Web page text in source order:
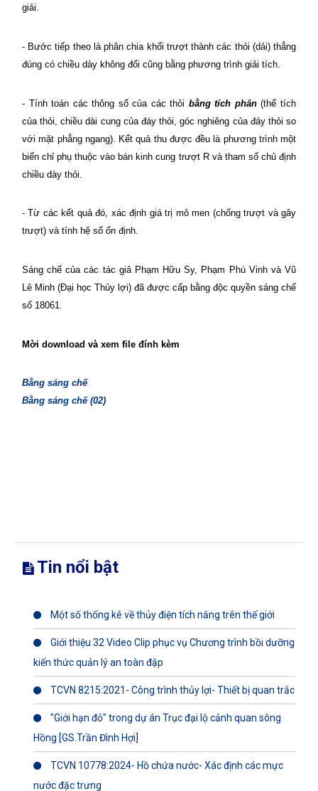
giải.
- Bước tiếp theo là phân chia khối trượt thành các thỏi (dải) thẳng
đúng có chiều dày không đổi cũng bằng phương trình giải tích.
- Tính toán các thông số của các thỏi bằng tích phân(thể tích
của thỏi, chiều dài cung của đáy thỏi, góc nghiêng của đáy thỏi so
với mặt phẳng ngang). Kết quả thu được đều là phương trình một
biến chỉ phụ thuộc vào bán kinh cung trượt R và tham số chủ định
chiều dày thỏi.
- Từ các kết quả đó, xác định giá trị mô men (chống trượt và gây
trượt) và tính hệ số ổn định.
Sáng chế của các tác giả Phạm Hữu Sy, Phạm Phú Vinh và Vũ
Lê Minh (Đại học Thủy lợi) đã được cấp bằng độc quyền sáng chế
số 18061.
Mời download và xem file đính kèm
Bằng sáng chế
Bằng sáng chế (02)
Tin nổi bật
Một số thống kê về thủy điện tích năng trên thế giới
Giới thiệu 32 Video Clip phục vụ Chương trình bồi dưỡng
kiến thức quản lý an toàn đập
TCVN 8215:2021- Công trình thủy lợi- Thiết bị quan trắc
"Giới hạn đỏ" trong dự án Trục đại lộ cảnh quan sông
Hồng [GS.Trần Đình Hợi]
TCVN 10778:2024- Hồ chứa nước- Xác định các mực
nước đặc trưng